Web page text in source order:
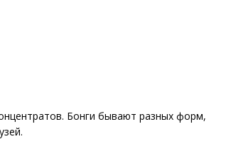
Бонги бывают разных форм,